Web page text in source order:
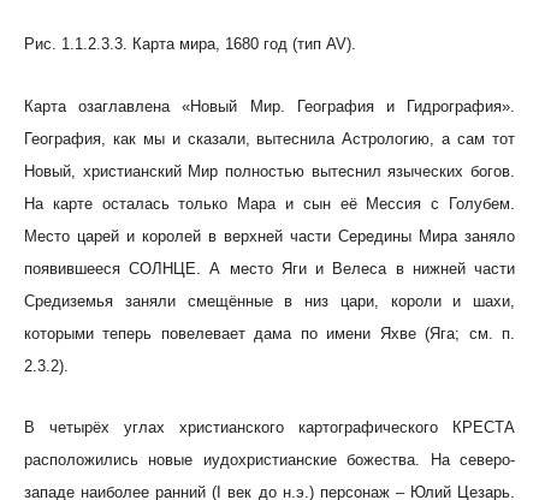
Рис. 1.1.2.3.3. Карта мира, 1680 год (тип AV).
Карта озаглавлена «Новый Мир. География и Гидрография».
География, как мы и сказали, вытеснила Астрологию, а сам тот
Новый, христианский Мир полностью вытеснил языческих богов.
На карте осталась только Мара и сын её Мессия с Голубем.
Место царей и королей в верхней части Середины Мира заняло
появившееся СОЛНЦЕ. А место Яги и Велеса в нижней части
Средиземья заняли смещённые в низ цари, короли и шахи,
которыми теперь повелевает дама по имени Яхве (Яга; см. п.
2.3.2).
В четырёх углах христианского картографического КРЕСТА
расположились новые иудохристианские божества. На северо-
западе наиболее ранний (I век до н.э.) персонаж – Юлий Цезарь.